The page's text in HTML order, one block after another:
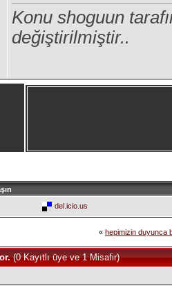
Konu shoguun
değiştirilmiştir..
del.icio.us
« hepimizin duyunca
(0 Kayıtlı üye ve 1 Misafir)